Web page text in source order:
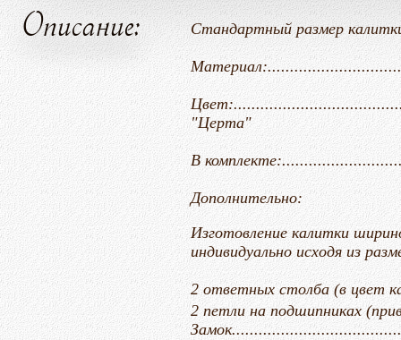
Описание: Стандартный размер
"Церта"
В
Дополнительно:
Изготовление калитки
индивидуально исходя из
2 ответных столба (в цвет
2 петли на подшипниках